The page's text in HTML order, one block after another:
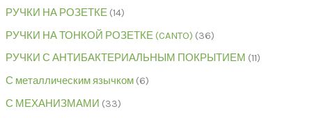
РУЧКИ НА РОЗЕТКЕ 14
РУЧКИ НА ТОНКОЙ РОЗЕТКЕ (CANTO) 36
РУЧКИ С АНТИБАКТЕРИАЛЬНЫМ ПОКРЫТИЕМ 11
С металлическим язычком 6
С МЕХАНИЗМАМИ 33